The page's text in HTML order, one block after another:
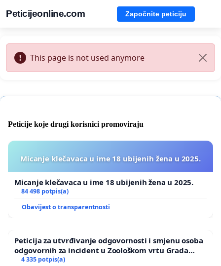
Peticijeonline.com Započnite peticiju
This page is not used anymore
Peticije koje drugi korisnici promoviraju
Micanje klečavaca u ime 18 ubijenih žena u 2025.
Micanje klečavaca u ime 18 ubijenih žena u 2025.
84 498 potpis(a)
Obavijest o transparentnosti
Peticija za utvrđivanje odgovornosti i smjenu osoba
odgovornih za incident u Zoološkom vrtu Grada
Zagreba
4 335 potpis(a)